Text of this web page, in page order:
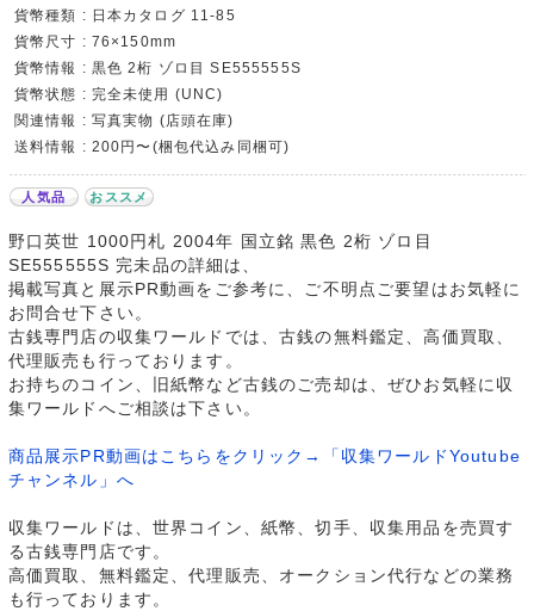
貨幣種類 : 日本カタログ 11-85
貨幣尺寸 : 76×150mm
貨幣情報 : 黒色 2桁 ゾロ目 SE555555S
貨幣状態 : 完全未使用 (UNC)
関連情報 : 写真実物 (店頭在庫)
送料情報 : 200円〜(梱包代込み同梱可)
人気品 おススメ
野口英世 1000円札 2004年 国立銘 黒色 2桁 ゾロ目
SE555555S 完未品の詳細は、
掲載写真と展示PR動画をご参考に、ご不明点ご要望はお気軽に
お問合せ下さい。
古銭専門店の収集ワールドでは、古銭の無料鑑定、高価買取、
代理販売も行っております。
お持ちのコイン、旧紙幣など古銭のご売却は、ぜひお気軽に収
集ワールドへご相談は下さい。
商品展示PR動画はこちらをクリック→「収集ワールドYoutube
チャンネル」へ
収集ワールドは、世界コイン、紙幣、切手、収集用品を売買す
る古銭専門店です。
高価買取、無料鑑定、代理販売、オークション代行などの業務
も行っております。